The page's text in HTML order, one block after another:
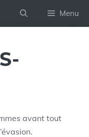
Menu
avant tout